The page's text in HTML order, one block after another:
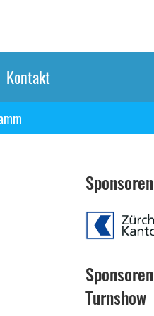
Kontakt
Sponsoren
Sponsoren
Turnshow